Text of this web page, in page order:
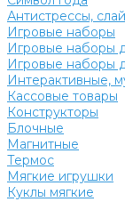
Антистрессы,
Игровые наборы
Игровые наборы
Игровые наборы
Интерактивные,
Кассовые товары
Конструкторы
Блочные
Магнитные
Термос
Мягкие игрушки
Куклы мягкие